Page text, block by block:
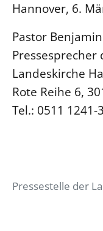
Hannover, 6.
Pastor
Pressesprecher
Landeskirche
Rote Reihe 6,
Tel.: 0511 1241-
Pressestelle der